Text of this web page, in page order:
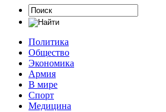
Политика
Общество
Экономика
Армия
В мире
Спорт
Медицина